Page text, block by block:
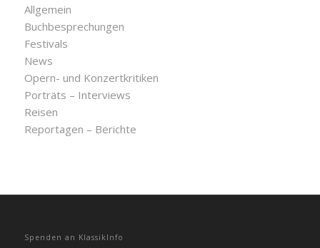
Allgemein
Buchbesprechungen
Festivals
News
Opern- und Konzertkritiken
Porträts – Interviews
Reisen
Reportagen – Berichte
Spenden an KlassikInfo